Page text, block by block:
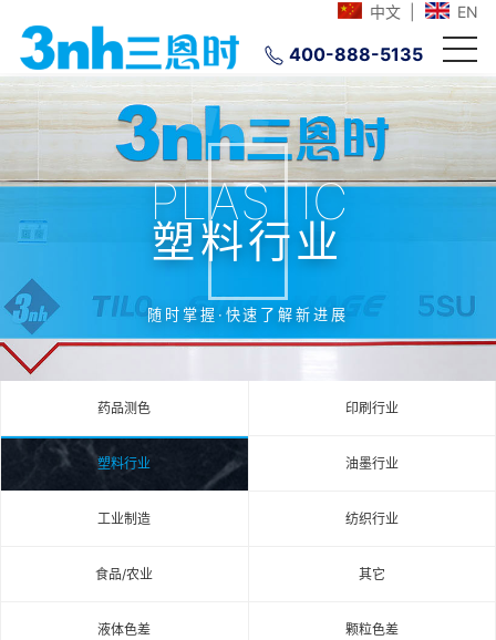
中文 EN
400-888-5135
PLASTIC
塑料行业
随时掌握·快速了解新进展
药品测色 印刷行业
塑料行业 油墨行业
工业制造 纺织行业
食品/农业 其它
液体色差 颗粒色差